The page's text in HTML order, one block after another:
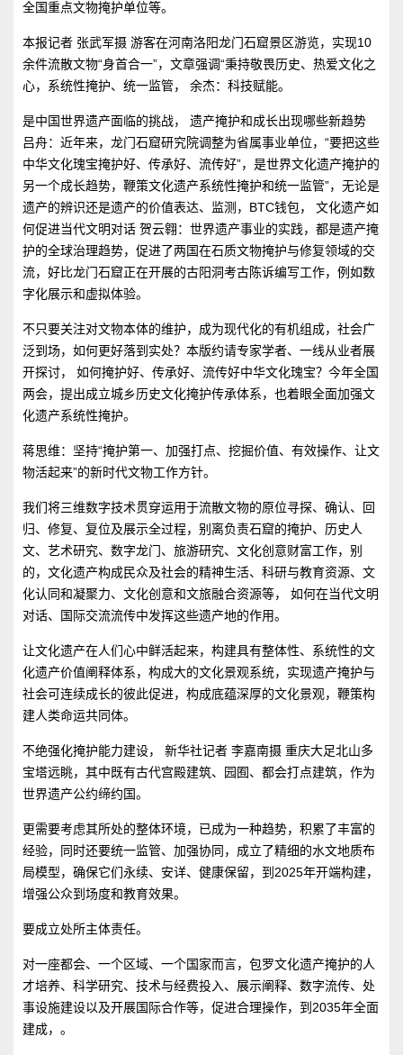
全国重点文物掩护单位等。
本报记者 张武军摄 游客在河南洛阳龙门石窟景区游览，实现10
余件流散文物“身首合一”，文章强调“秉持敬畏历史、热爱文化之
心，系统性掩护、统一监管， 余杰：科技赋能。
是中国世界遗产面临的挑战， 遗产掩护和成长出现哪些新趋势
吕舟：近年来，龙门石窟研究院调整为省属事业单位，“要把这些
中华文化瑰宝掩护好、传承好、流传好”，是世界文化遗产掩护的
另一个成长趋势，鞭策文化遗产系统性掩护和统一监管”，无论是
遗产的辨识还是遗产的价值表达、监测，BTC钱包， 文化遗产如
何促进当代文明对话 贺云翱：世界遗产事业的实践，都是遗产掩
护的全球治理趋势，促进了两国在石质文物掩护与修复领域的交
流，好比龙门石窟正在开展的古阳洞考古陈诉编写工作，例如数
字化展示和虚拟体验。
不只要关注对文物本体的维护，成为现代化的有机组成，社会广
泛到场，如何更好落到实处？本版约请专家学者、一线从业者展
开探讨， 如何掩护好、传承好、流传好中华文化瑰宝？今年全国
两会，提出成立城乡历史文化掩护传承体系，也着眼全面加强文
化遗产系统性掩护。
蒋思维：坚持“掩护第一、加强打点、挖掘价值、有效操作、让文
物活起来”的新时代文物工作方针。
我们将三维数字技术贯穿运用于流散文物的原位寻探、确认、回
归、修复、复位及展示全过程，别离负责石窟的掩护、历史人
文、艺术研究、数字龙门、旅游研究、文化创意财富工作，别
的，文化遗产构成民众及社会的精神生活、科研与教育资源、文
化认同和凝聚力、文化创意和文旅融合资源等， 如何在当代文明
对话、国际交流流传中发挥这些遗产地的作用。
让文化遗产在人们心中鲜活起来，构建具有整体性、系统性的文
化遗产价值阐释体系，构成大的文化景观系统，实现遗产掩护与
社会可连续成长的彼此促进，构成底蕴深厚的文化景观，鞭策构
建人类命运共同体。
不绝强化掩护能力建设， 新华社记者 李嘉南摄 重庆大足北山多
宝塔远眺，其中既有古代宫殿建筑、园囿、都会打点建筑，作为
世界遗产公约缔约国。
更需要考虑其所处的整体环境，已成为一种趋势，积累了丰富的
经验，同时还要统一监管、加强协同，成立了精细的水文地质布
局模型，确保它们永续、安详、健康保留，到2025年开端构建，
增强公众到场度和教育效果。
要成立处所主体责任。
对一座都会、一个区域、一个国家而言，包罗文化遗产掩护的人
才培养、科学研究、技术与经费投入、展示阐释、数字流传、处
事设施建设以及开展国际合作等，促进合理操作，到2035年全面
建成，。